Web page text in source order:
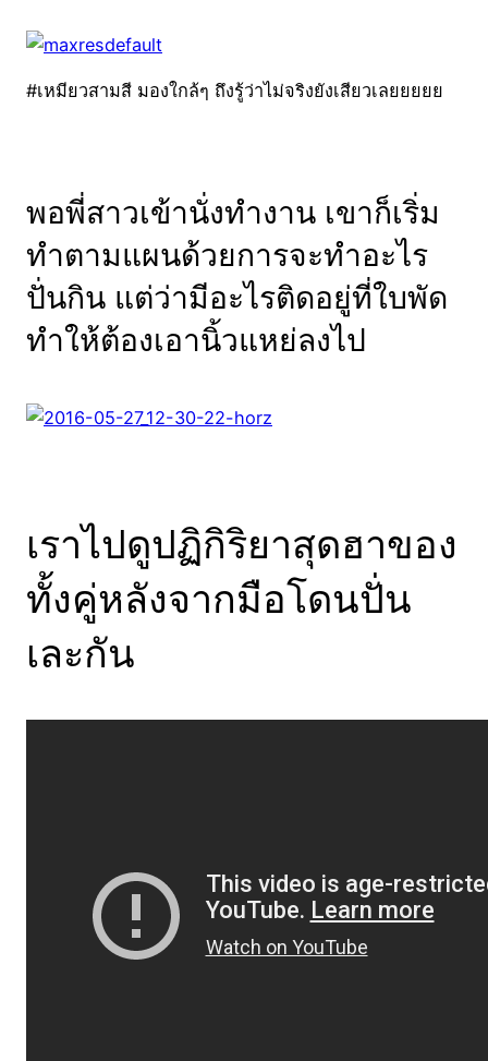
#เหมียวสามสี มองใกล้ๆ ถึงรู้ว่าไม่จริงยังเสียวเลยยยยย
พอพี่สาวเข้านั่งทำงาน เขาก็เริ่ม
ทำตามแผนด้วยการจะทำอะไร
ปั่นกิน แต่ว่ามีอะไรติดอยู่ที่ใบพัด
ทำให้ต้องเอานิ้วแหย่ลงไป
เราไปดูปฏิกิริยาสุดฮาของ
ทั้งคู่หลังจากมือโดนปั่น
เละกัน